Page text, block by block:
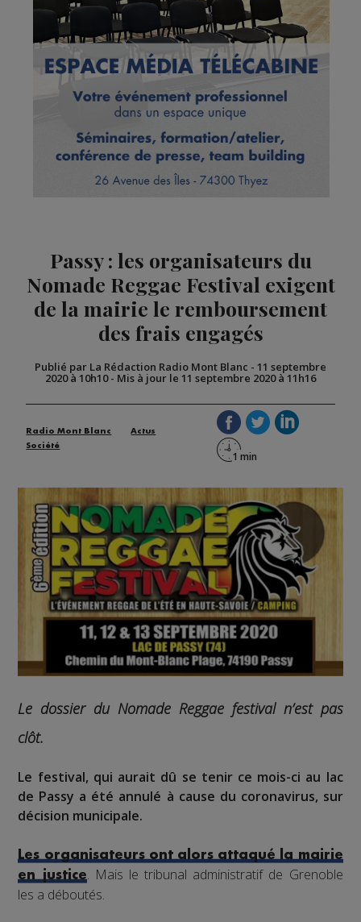
Passy : les organisateurs du
Nomade Reggae Festival exigent
de la mairie le remboursement
des frais engagés
Publié par La Rédaction Radio Mont Blanc - 11 septembre
2020 à 10h10- Mis à jour le 11 septembre 2020 à 11h16
Radio Mont Blanc
Actus
Société
Le dossier du Nomade Reggae festival n’est pas
clôt.
Le festival, qui aurait dû se tenir ce mois-ci au lac
de Passy a été annulé à cause du coronavirus, sur
décision municipale.
Les organisateurs ont alors attaqué la mairie
en justice. Mais le tribunal administratif de Grenoble
les a déboutés.